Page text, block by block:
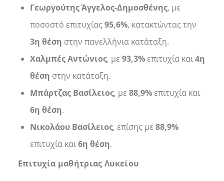
Γεωργούτης Άγγελος-Δημοσθένης, με
ποσοστό επιτυχίας95,6%, κατακτώντας την
3η θέση στην πανελλήνια κατάταξη.
Χαλμπές Αντώνιος, με 93,3%επιτυχία και4η
θέση στην κατάταξη.
Μπάρτζας Βασίλειος, με 88,9%επιτυχία και
6η θέση.
Νικολάου Βασίλειος, επίσης με 88,9%
επιτυχία και6η θέση.
Επιτυχία μαθήτριας Λυκείου